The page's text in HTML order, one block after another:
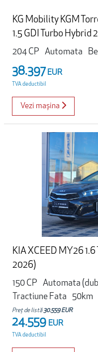
KG Mobility KGM
1.5 GDI Turbo Hybrid
204 CP
Automata
38.397 EUR
TVA deductibil
Vezi mașina
KIA XCEED MY26 1.6
2026)
150 CP
Automata
Tractiune Fata
50km
Preț de listă 30.559 EUR
24.559 EUR
TVA deductibil